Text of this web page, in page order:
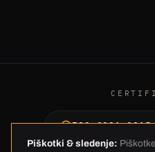
ISO 9001:2015
Piškotki & sledenje: Piškotke